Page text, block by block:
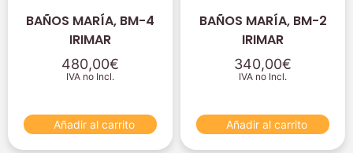
BAÑOS MARÍA, BM-4
IRIMAR
480,00€
IVA no Incl.
Añadir al carrito
BAÑOS MARÍA, BM-2
IRIMAR
340,00€
IVA no Incl.
Añadir al carrito